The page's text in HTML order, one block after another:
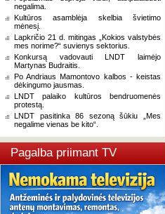
negalima.
Kultūros asamblėja skelbia švietimo
mėnesį.
Lapkričio 21 d. mitingas „Kokios valstybės
mes norime?“ suvienys sektorius.
Konkursą vadovauti LNDT laimėjo
Martynas Budraitis.
Po Andriaus Mamontovo kalbos - keistas
dėkingumo jausmas.
LNDT palaiko kultūros bendruomenės
protestą.
LNDT pasitinka 86 sezoną šūkiu „Mes
negalime vienas be kito“.
Pagalba priimant TV